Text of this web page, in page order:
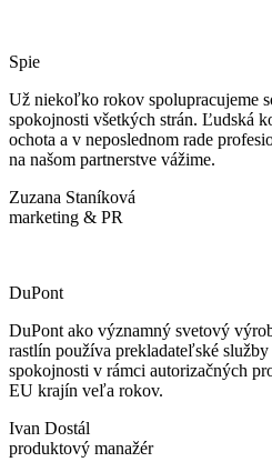
Spie
Už niekoľko rokov spolupracujeme
spokojnosti všetkých strán. Ľudská
ochota a v neposlednom rade
na našom partnerstve vážime.
Zuzana Staníková
marketing & PR
DuPont
DuPont ako významný svetový
rastlín používa prekladateľské
spokojnosti v rámci autorizačných
EU krajín veľa rokov.
Ivan Dostál
produktový manažér